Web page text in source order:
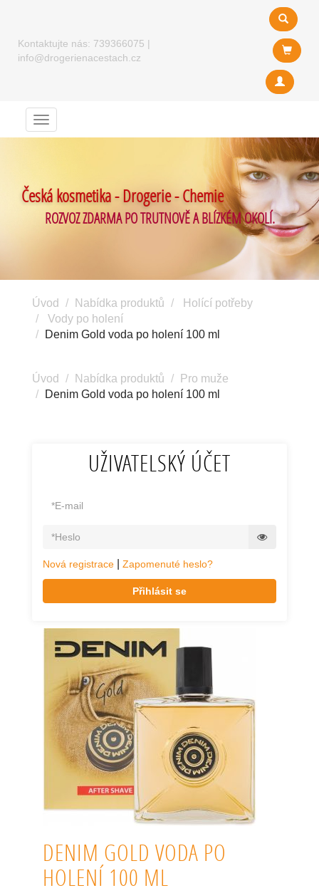
Kontaktujte nás: 739366075 |
info@drogerienacestach.cz
Menu
Česká kosmetika - Drogerie - Chemie
ROZVOZ ZDARMA PO TRUTNOVĚ A BLÍZKÉM OKOLÍ.
Úvod Nabídka produktů
Holící potřeby
Vody po holení
Denim Gold voda po holení 100 ml
Úvod Nabídka produktů
Pro muže
Denim Gold voda po holení 100 ml
UŽIVATELSKÝ ÚČET
Nová registrace Zapomenuté heslo?
Přihlásit se
DENIM GOLD VODA PO
HOLENÍ 100 ML